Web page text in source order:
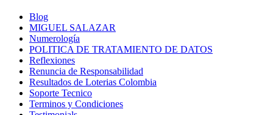
Blog
MIGUEL SALAZAR
Numerología
POLITICA DE TRATAMIENTO DE DATOS
Reflexiones
Renuncia de Responsabilidad
Resultados de Loterias Colombia
Soporte Tecnico
Terminos y Condiciones